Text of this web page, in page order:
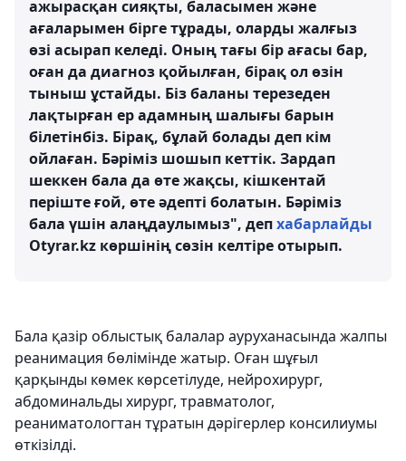
ажырасқан сияқты, баласымен және
ағаларымен бірге тұрады, оларды жалғыз
өзі асырап келеді. Оның тағы бір ағасы бар,
оған да диагноз қойылған, бірақ ол өзін
тыныш ұстайды. Біз баланы терезеден
лақтырған ер адамның шалығы барын
білетінбіз. Бірақ, бұлай болады деп кім
ойлаған. Бәріміз шошып кеттік. Зардап
шеккен бала да өте жақсы, кішкентай
періште ғой, өте әдепті болатын. Бәріміз
бала үшін алаңдаулымыз", депхабарлайды
Otyrar.kz көршінің сөзін келтіре отырып.
Бала қазір облыстық балалар ауруханасында жалпы
реанимация бөлімінде жатыр. Оған шұғыл
қарқынды көмек көрсетілуде, нейрохирург,
абдоминальды хирург, травматолог,
реаниматологтан тұратын дәрігерлер консилиумы
өткізілді.